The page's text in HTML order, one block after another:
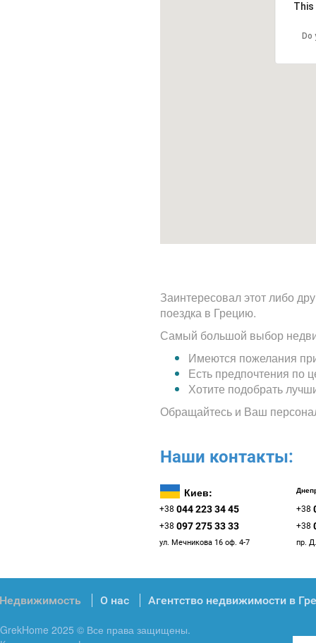
This
Заинтересовал этот либо
поездка в Грецию.
Самый большой выбор
Имеются пожелания
Есть предпочтения по
Хотите подобрать
Обращайтесь и Ваш
Наши контакты:
Киев:
+38 044 223 34 45 +38
+38 097 275 33 33 +38
ул. Мечникова 16 оф. 4-7 пр.
Недвижимость О нас Агентство недвижимости в
GrekHome 2025 © Все права защищены.